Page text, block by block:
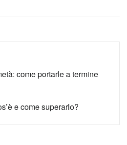
come portarle a termine
e come superarlo?